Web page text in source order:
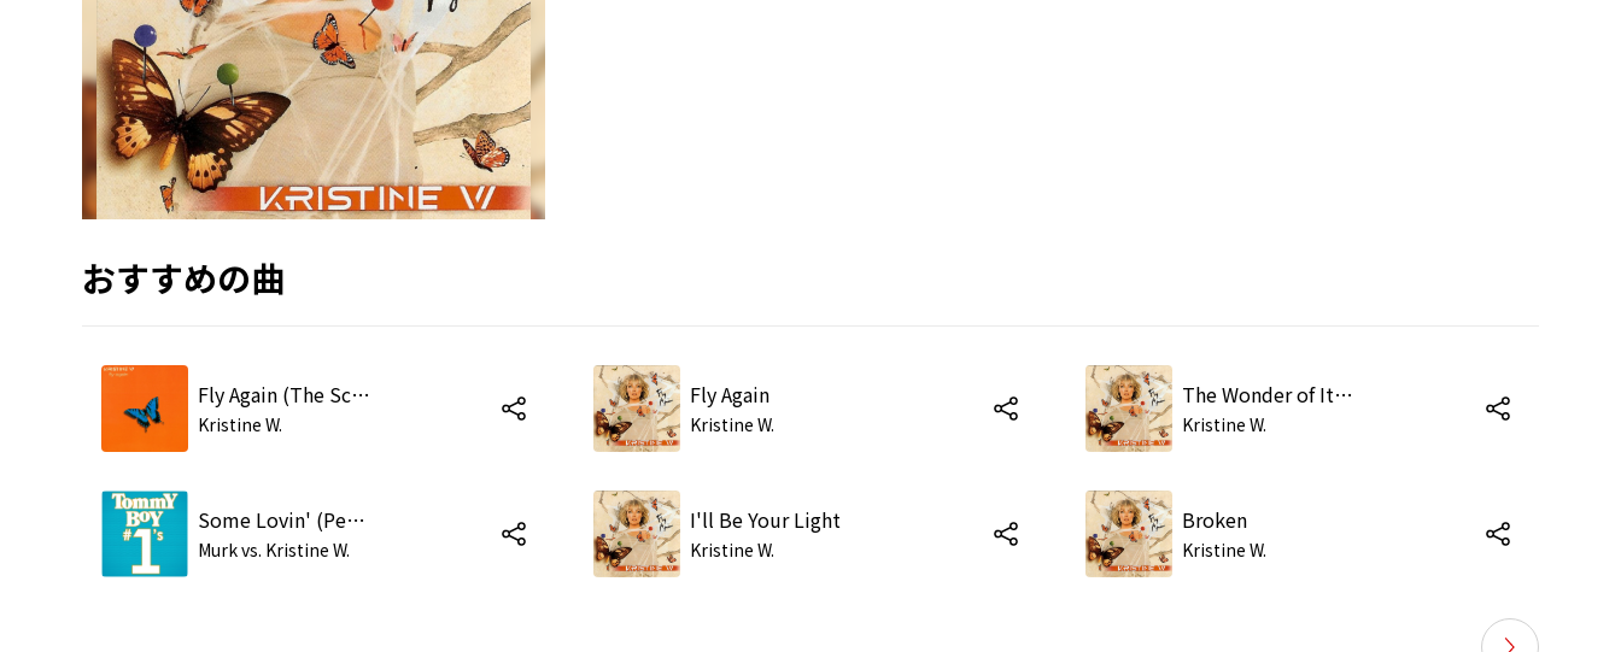
おすすめの曲
Fly Again (The Scumfrog Club Mix)
Kristine W.
Some Lovin' (Peter Rauhofer Reconstruction)
Murk vs. Kristine W.
Fly Again
Kristine W.
I'll Be Your Light
Kristine W.
The Wonder of It All
Kristine W.
Broken
Kristine W.